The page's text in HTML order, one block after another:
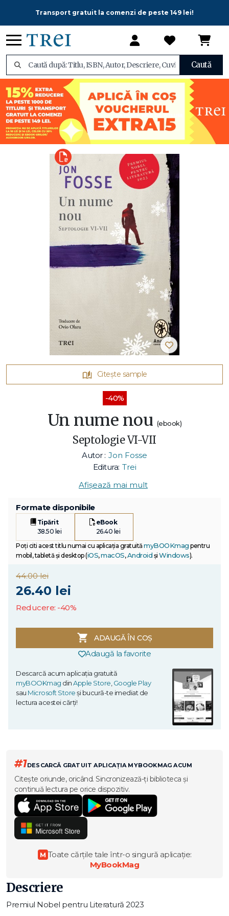
Transport gratuit la comenzi de peste 149 lei!
Caută
Citește sample
-40%
Un nume nou (ebook)
Septologie VI-VII
Autor : Jon Fosse
Editura: Trei
Afișează mai mult
Formate disponibile
Tipărit
38.50 lei
eBook
26.40 lei
Poți citi acest titlu numai cu aplicația gratuitămyBOOKmag pentru
mobil, tabletă și desktop (iOS,macOS,Android și Windows).
44.00 lei
26.40 lei
Reducere: -40%
ADAUGĂ ÎN COȘ
Adaugă la favorite
Descarcă acum aplicația gratuită
myBOOKmag dinApple Store,Google Play
sau Microsoft Storeși bucură-te imediat de
lectura acestei cărți!
#1DESCARCĂ GRATUIT APLICAȚIA MYBOOKMAG ACUM
Citește oriunde, oricând. Sincronizează-ți biblioteca și
continuă lectura pe orice dispozitiv.
M Toate cărțile tale într-o singură aplicație:
MyBookMag
Descriere
Premiul Nobel pentru Literatură 2023